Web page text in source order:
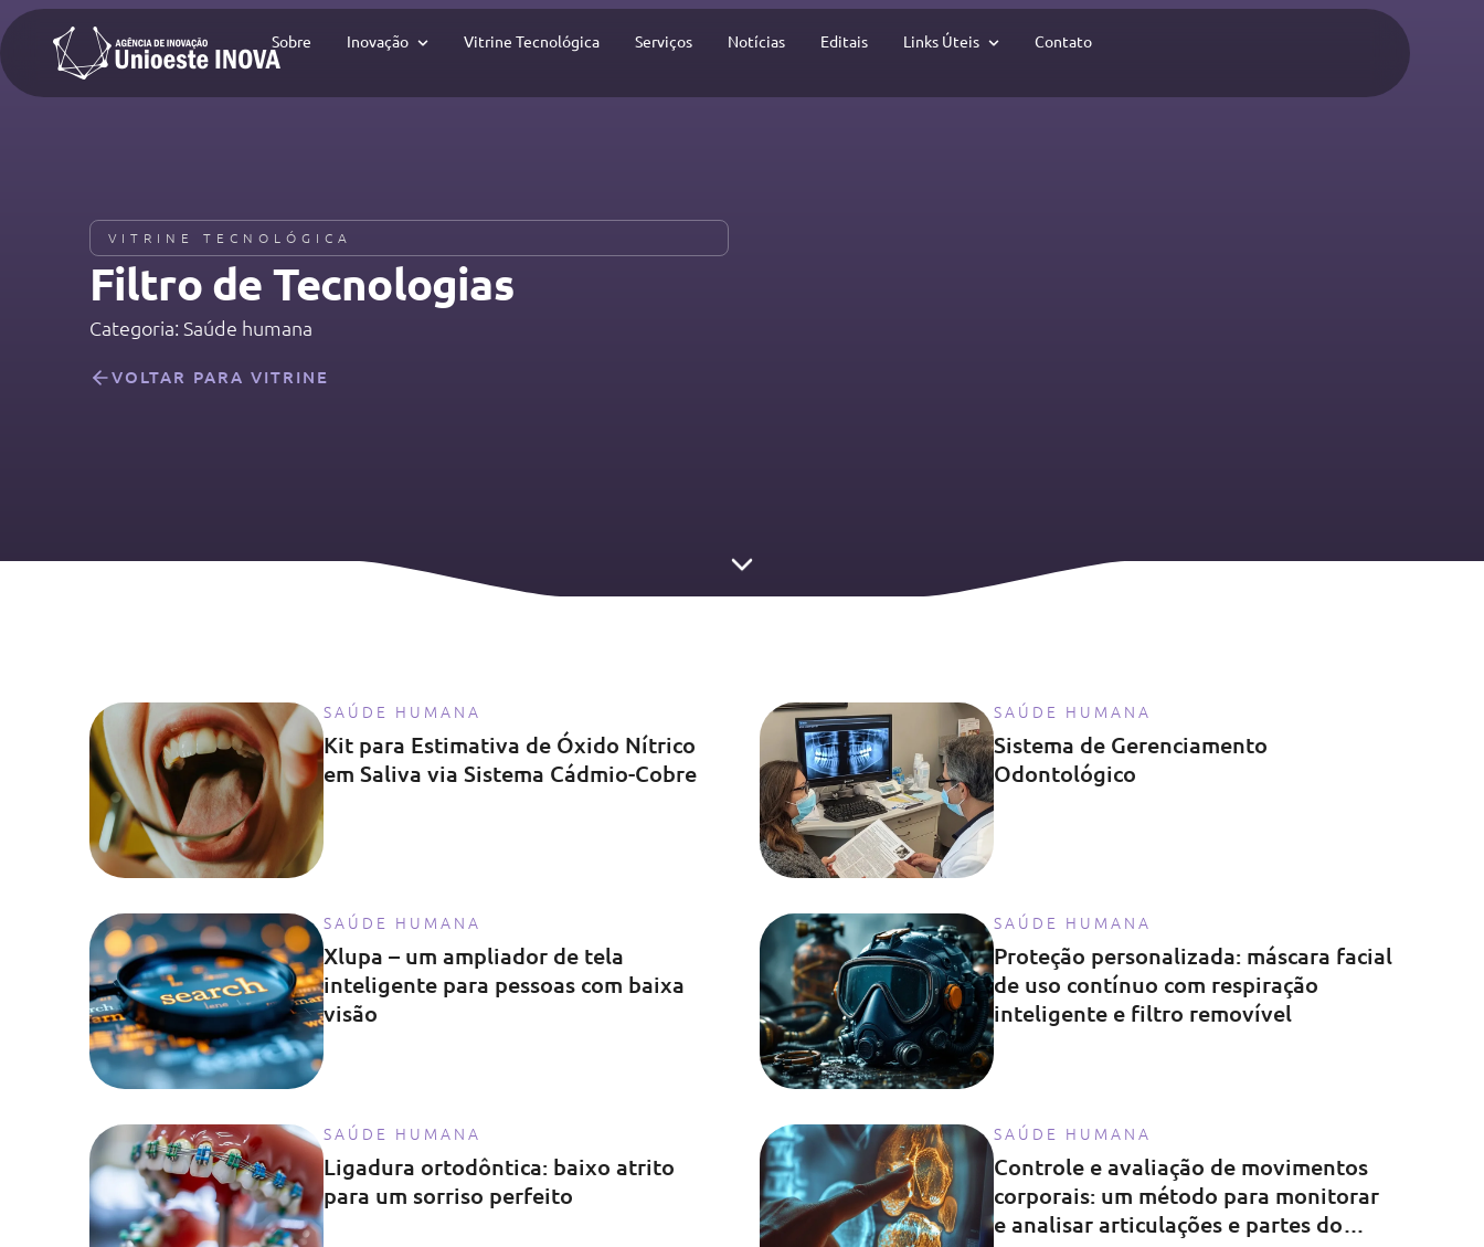
Sobre Inovação Vitrine Tecnológica Serviços Notícias Editais Links Úteis Contato
VITRINE TECNOLÓGICA
Filtro de Tecnologias​
Categoria: Saúde humana
VOLTAR PARA VITRINE
Kit para Estimativa de Óxido Nítrico
em Saliva via Sistema Cádmio-Cobre
SAÚDE HUMANA
Sistema de Gerenciamento
Odontológico
SAÚDE HUMANA
Xlupa – um ampliador de tela
inteligente para pessoas com baixa
visão
SAÚDE HUMANA
Proteção personalizada: máscara facial
de uso contínuo com respiração
inteligente e filtro removível
SAÚDE HUMANA
Ligadura ortodôntica: baixo atrito
para um sorriso perfeito
SAÚDE HUMANA
Controle e avaliação de movimentos
corporais: um método para monitorar
e analisar articulações e partes do
SAÚDE HUMANA